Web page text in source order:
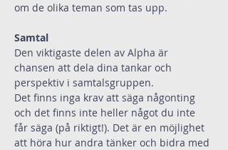
om de olika teman som tas upp.
Samtal
Den viktigaste delen av Alpha är
chansen att dela dina tankar och
perspektiv i samtalsgruppen.
Det finns inga krav att säga någonting
och det finns inte heller något du inte
får säga (på riktigt!). Det är en möjlighet
att höra hur andra tänker och bidra med